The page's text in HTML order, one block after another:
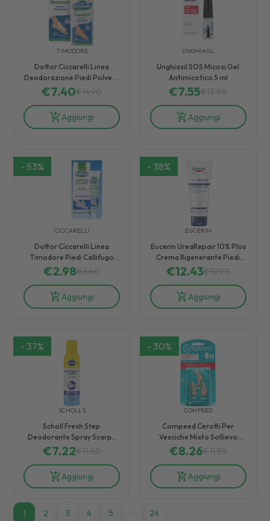
TIMODORE
Dottor Ciccarelli Linea
Deodorazione Piedi Polvere
Assorbente Antisudore 250
€7.40€14.90
Aggiungi
UNGHIASIL
Unghiasil SOS Micosi Gel
Antimicotico 5 ml
€7.55€13.50
Aggiungi
- 53%
CICCARELLI
Dottor Ciccarelli Linea
Timodore Piedi Callifugo
Pomata in Tubetto 5 ml
€2.98€6.40
Aggiungi
- 38%
EUCERIN
Eucerin UreaRepair 10% Plus
Crema Rigenerante Piedi
Pelle Secca 100 ml
€12.43€19.90
Aggiungi
- 37%
SCHOLL'S
Scholl Fresh Step
Deodorante Spray Scarpe
Fresche Senza Odori per 24
€7.22€11.50
Aggiungi
- 30%
COMPEED
Compeed Cerotti Per
Vesciche Misto Sollievo
Rapido dal Dolore 5 Pezzi
€8.26€11.85
Aggiungi
11 2 3 4 5 24